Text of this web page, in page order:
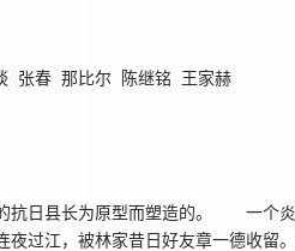
张春 那比尔 陈继铭 王家赫
日县长为原型而塑造的。 一个炎
夜过江，被林家昔日好友章一德收留